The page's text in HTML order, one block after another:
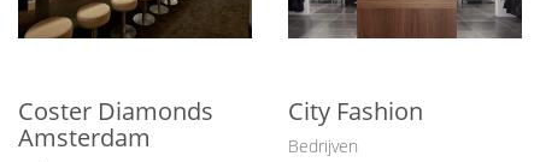
Coster Diamonds
Amsterdam
City Fashion
Bedrijven